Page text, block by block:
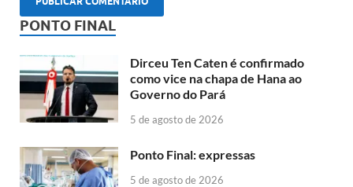
PONTO FINAL
Dirceu Ten Caten é confirmado
como vice na chapa de Hana ao
Governo do Pará
5 de agosto de 2026
Ponto Final: expressas
5 de agosto de 2026